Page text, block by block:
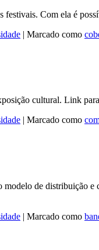
Com ela é
| Marcado como
cultural. Link
| Marcado como
de distribuição
| Marcado como